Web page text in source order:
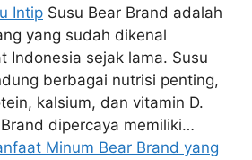
Intip Susu Bear Brand adalah
yang sudah dikenal
Indonesia sejak lama. Susu
berbagai nutrisi penting,
kalsium, dan vitamin D.
dipercaya memiliki…
Minum Bear Brand yang